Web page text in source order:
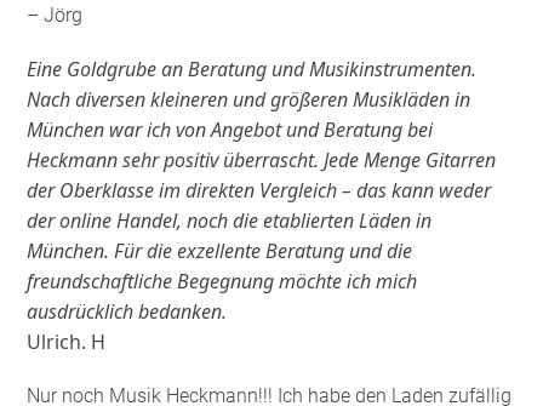
– Jörg
Eine Goldgrube an Beratung und Musikinstrumenten.
Nach diversen kleineren und größeren Musikläden in
München war ich von Angebot und Beratung bei
Heckmann sehr positiv überrascht. Jede Menge Gitarren
der Oberklasse im direkten Vergleich – das kann weder
der online Handel, noch die etablierten Läden in
München. Für die exzellente Beratung und die
freundschaftliche Begegnung möchte ich mich
ausdrücklich bedanken.
Ulrich. H
Nur noch Musik Heckmann!!! Ich habe den Laden zufällig